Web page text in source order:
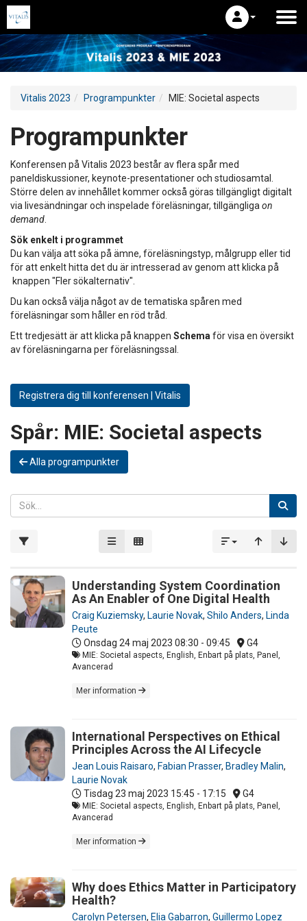
Vitalis 2023 Programpunkter MIE: Societal aspects
Programpunkter
Konferensen på Vitalis 2023 består av flera spår med
paneldiskussioner, keynote-presentationer och studiosamtal.
Större delen av innehållet kommer också göras tillgängligt digitalt
via livesändningar och inspelade föreläsningar, tillgängliga on
demand
Sök enkelt i programmet
Du kan välja att söka på ämne, föreläsningstyp, målgrupp eller tid
för att enkelt hitta det du är intresserad av genom att klicka på
knappen "Fler sökalternativ".
Du kan också välja något av de tematiska spåren med
föreläsningar som håller en röd tråd.
Ett tredjesätt är att klicka på knappen Schema för visa en översikt
av föreläsningarna per föreläsningssal.
Registrera dig till konferensen | Vitalis
Spår: MIE: Societal aspects
Alla programpunkter
Understanding System Coordination
As An Enabler of One Digital Health
Craig Kuziemsky, Laurie Novak, Shilo Anders, Linda
Peute
Onsdag 24 maj 2023 08:30 - 09:45 G4
MIE: Societal aspects, English, Enbart på plats, Panel,
Avancerad
Mer information
International Perspectives on Ethical
Principles Across the AI Lifecycle
Jean Louis Raisaro, Fabian Prasser, Bradley Malin,
Laurie Novak
Tisdag 23 maj 2023 15:45 - 17:15 G4
MIE: Societal aspects, English, Enbart på plats, Panel,
Avancerad
Mer information
Why does Ethics Matter in Participatory
Health?
Carolyn Petersen, Elia Gabarron, Guillermo Lopez